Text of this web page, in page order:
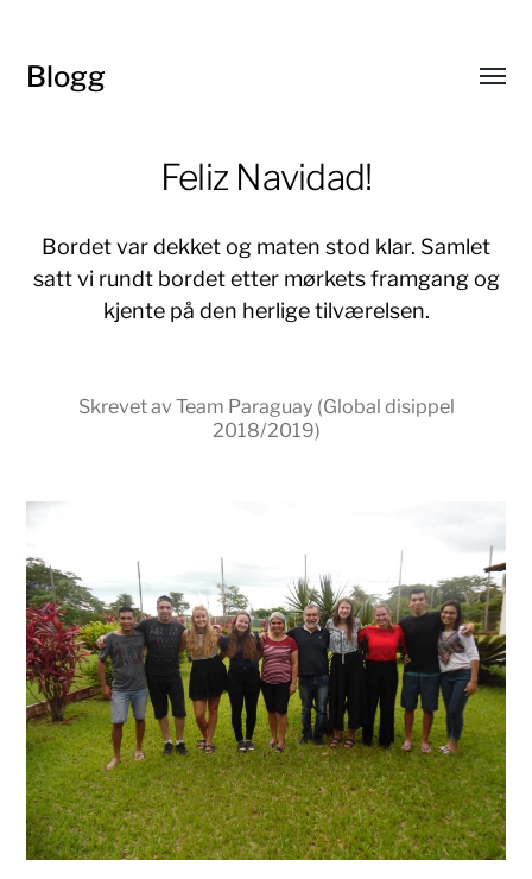
Blogg
Feliz Navidad!
Bordet var dekket og maten stod klar. Samlet
satt vi rundt bordet etter mørkets framgang og
kjente på den herlige tilværelsen.
Skrevet av Team Paraguay (Global disippel
2018/2019)